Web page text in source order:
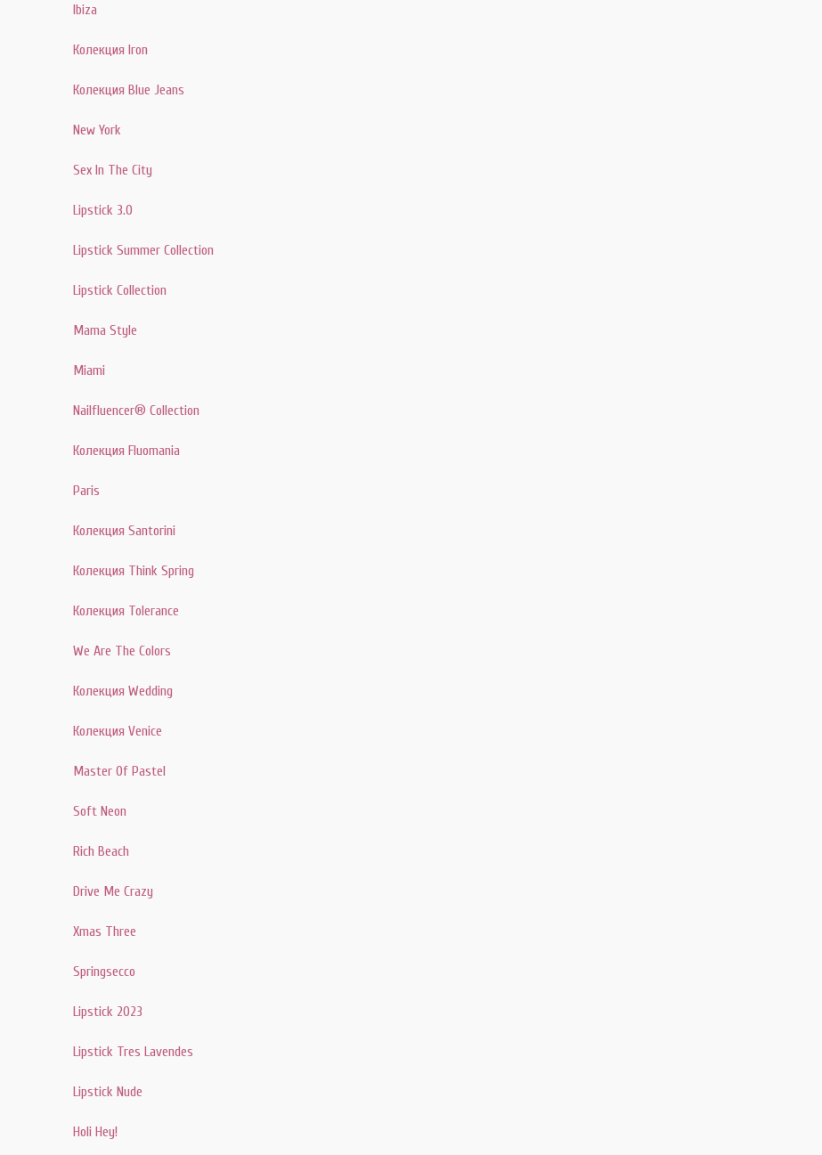
Ibiza
Колекция Iron
Колекция Blue Jeans
New York
Sex In The City
Lipstick 3.0
Lipstick Summer Collection
Lipstick Collection
Mama Style
Miami
Nailfluencer® Collection
Колекция Fluomania
Paris
Колекция Santorini
Колекция Think Spring
Колекция Tolerance
We Are The Colors
Колекция Wedding
Колекция Venice
Master Of Pastel
Soft Neon
Rich Beach
Drive Me Crazy
Xmas Three
Springsecco
Lipstick 2023
Lipstick Tres Lavendes
Lipstick Nude
Holi Hey!